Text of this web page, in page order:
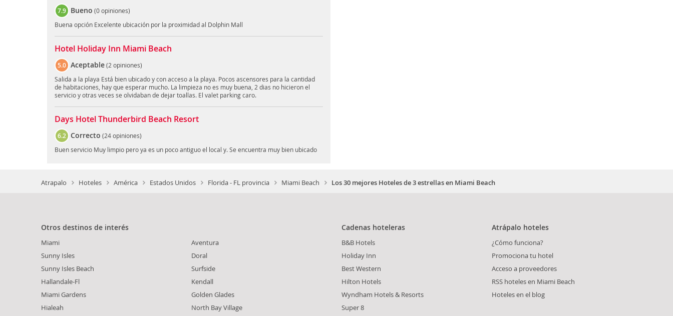
7.9 Bueno (0 opiniones)
Buena opción Excelente ubicación por la proximidad al Dolphin Mall
Hotel Holiday Inn Miami Beach
5.0 Aceptable(2 opiniones)
Salida a la playa Está bien ubicado y con acceso a la playa. Pocos ascensores para la cantidad
de habitaciones, hay que esperar mucho. La limpieza no es muy buena, 2 dias no hicieron el
servicio y otras veces se olvidaban de dejar toallas. El valet parking caro.
Days Hotel Thunderbird Beach Resort
6.2 Correcto (24 opiniones)
Buen servicio Muy limpio pero ya es un poco antiguo el local y. Se encuentra muy bien ubicado
Atrapalo Hoteles América Estados Unidos Florida - FL provincia Miami Beach Los 30 mejores Hoteles de 3 estrellas en Miami Beach
Otros destinos de interés
Miami
Sunny Isles
Sunny Isles Beach
Hallandale-Fl
Miami Gardens
Hialeah
Aventura
Doral
Surfside
Kendall
Golden Glades
North Bay Village
Cadenas hoteleras
B&B Hotels
Holiday Inn
Best Western
Hilton Hotels
Wyndham Hotels & Resorts
Super 8
Atrápalo hoteles
¿Cómo funciona?
Promociona tu hotel
Acceso a proveedores
RSS hoteles en Miami Beach
Hoteles en el blog